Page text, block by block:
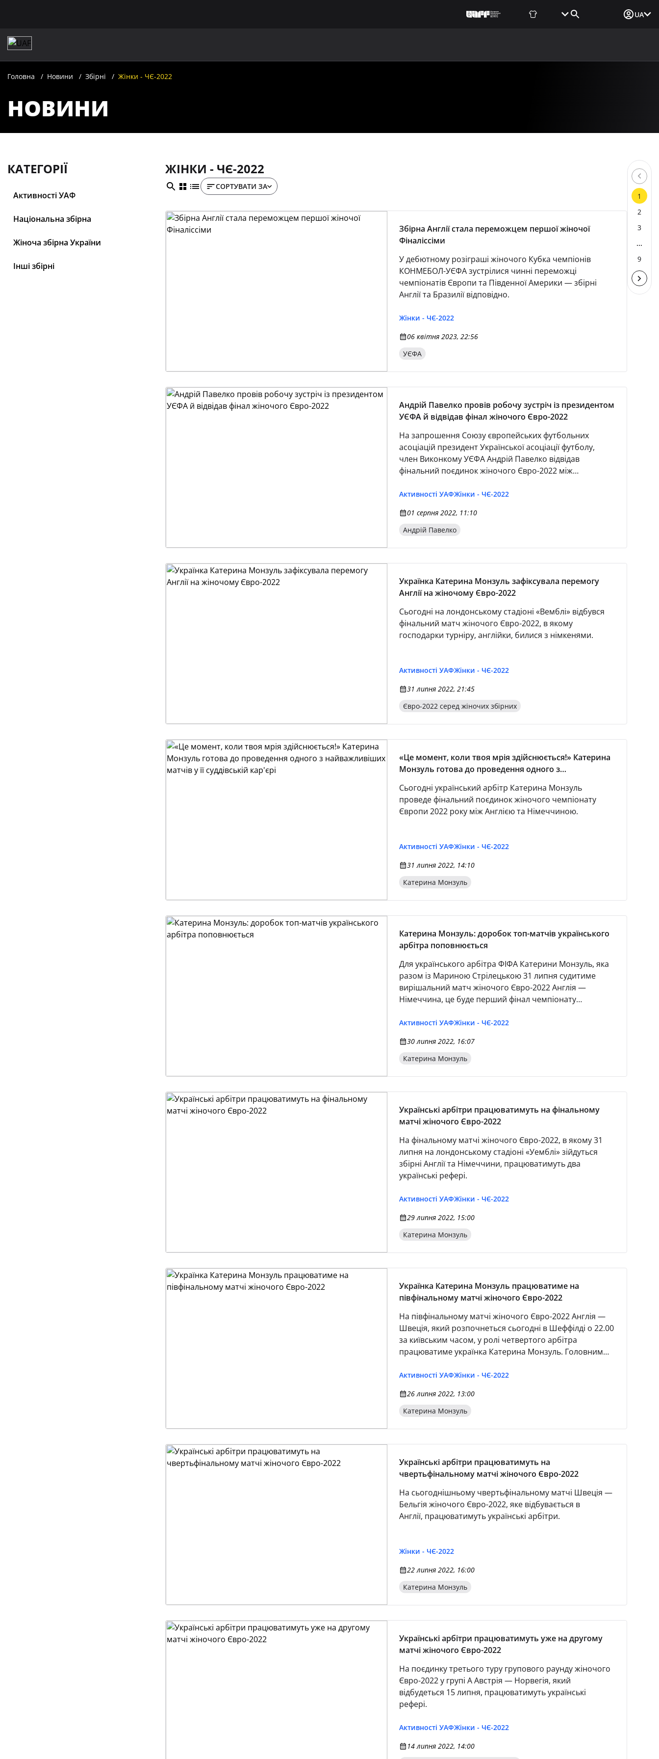
UA
Головна Новини Збірні Жінки - ЧЄ-2022
НОВИНИ
КАТЕГОРІЇ
Активності УАФ
Національна збірна
Жіноча збірна України
Інші збірні
ЖІНКИ - ЧЄ-2022
СОРТУВАТИ ЗА
Збірна Англії стала переможцем першої жіночої
Фіналіссіми
У дебютному розіграші жіночого Кубка чемпіонів
КОНМЕБОЛ-УЄФА зустрілися чинні переможці
чемпіонатів Європи та Південної Америки — збірні
Англії та Бразилії відповідно.
Жінки - ЧЄ-2022
06 квітня 2023, 22:56
УЄФА
Андрій Павелко провів робочу зустріч із президентом
УЄФА й відвідав фінал жіночого Євро-2022
На запрошення Союзу європейських футбольних
асоціацій президент Української асоціації футболу,
член Виконкому УЄФА Андрій Павелко відвідав
фінальний поєдинок жіночого Євро-2022 між
відбувся 31 липня на лондонському «Вемблі» й став
Активності УАФЖінки - ЧЄ-2022
01 серпня 2022, 11:10
Андрій Павелко
Українка Катерина Монзуль зафіксувала перемогу
Англії на жіночому Євро-2022
Сьогодні на лондонському стадіоні «Вемблі» відбувся
фінальний матч жіночого Євро-2022, в якому
господарки турніру, англійки, билися з німкенями.
Активності УАФЖінки - ЧЄ-2022
31 липня 2022, 21:45
Євро-2022 серед жіночих збірних
«Це момент, коли твоя мрія здійснюється!» Катерина
Монзуль готова до проведення одного з
Сьогодні український арбітр Катерина Монзуль
проведе фінальний поєдинок жіночого чемпіонату
Європи 2022 року між Англією та Німеччиною.
Активності УАФЖінки - ЧЄ-2022
31 липня 2022, 14:10
Катерина Монзуль
Катерина Монзуль: доробок топ-матчів українського
арбітра поповнюється
Для українського арбітра ФІФА Катерини Монзуль, яка
разом із Мариною Стрілецькою 31 липня судитиме
вирішальний матч жіночого Євро-2022 Англія —
Німеччина, це буде перший фінал чемпіонату
міжнародній кар'єрі. 2014 року харків’янка працювала
«Тюресо» та німецьким «Вольфсбургом» (3:4).
Активності УАФЖінки - ЧЄ-2022
30 липня 2022, 16:07
Катерина Монзуль
Українські арбітри працюватимуть на фінальному
матчі жіночого Євро-2022
На фінальному матчі жіночого Євро-2022, в якому 31
липня на лондонському стадіоні «Уемблі» зійдуться
збірні Англії та Німеччини, працюватимуть два
українські рефері.
Активності УАФЖінки - ЧЄ-2022
29 липня 2022, 15:00
Катерина Монзуль
Українка Катерина Монзуль працюватиме на
півфінальному матчі жіночого Євро-2022
На півфінальному матчі жіночого Євро-2022 Англія —
Швеція, який розпочнеться сьогодні в Шеффілді о 22.00
за київським часом, у ролі четвертого арбітра
працюватиме українка Катерина Монзуль. Головним
Обов’язки лайнсменів виконуватимуть Сюзанна Кюнг
системи VAR буде Пол ван Букель, а асистента — Денніс
Хіглер (обидва — Нідерланди).
Активності УАФЖінки - ЧЄ-2022
26 липня 2022, 13:00
Катерина Монзуль
Українські арбітри працюватимуть на
чвертьфінальному матчі жіночого Євро-2022
На сьогоднішньому чвертьфінальному матчі Швеція —
Бельгія жіночого Євро-2022, яке відбувається в
Англії, працюватимуть українські арбітри.
Жінки - ЧЄ-2022
22 липня 2022, 16:00
Катерина Монзуль
Українські арбітри працюватимуть уже на другому
матчі жіночого Євро-2022
На поєдинку третього туру групового раунду жіночого
Євро-2022 у групі А Австрія — Норвегія, який
відбудеться 15 липня, працюватимуть українські
рефері.
Активності УАФЖінки - ЧЄ-2022
14 липня 2022, 14:00
1
2
3
...
9